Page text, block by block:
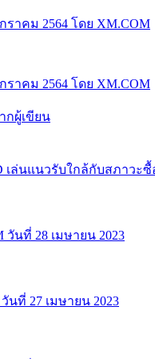
าคม 2564 โดย XM.COM
าคม 2564 โดย XM.COM
กผู้เขียน
เล่นแนวรับใกล้กับสภาวะซื้
วันที่ 28 เมษายน 2023
นที่ 27 เมษายน 2023